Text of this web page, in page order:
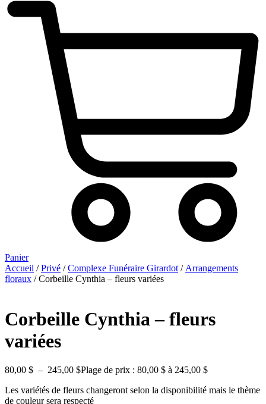
Panier
Accueil /Privé /Complexe Funéraire Girardot / Arrangements
floraux / Corbeille Cynthia – fleurs variées
Corbeille Cynthia – fleurs
variées
80,00 $ – 245,00 $Plage de prix : 80,00 $ à 245,00 $
Les variétés de fleurs changeront selon la disponibilité mais le thème
de couleur sera respecté